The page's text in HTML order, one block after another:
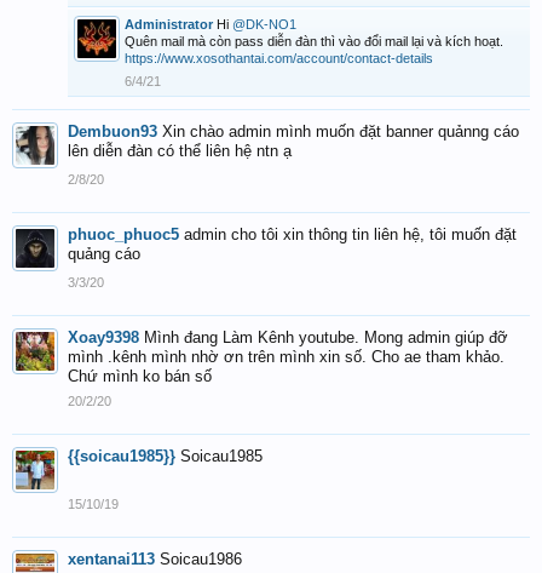
Administrator Hi @DK-NO1
Quên mail mà còn pass diễn đàn thì vào đổi mail lại và kích hoạt.
https://www.xosothantai.com/account/contact-details
6/4/21
Dembuon93 Xin chào admin mình muốn đặt banner quảnng cáo
lên diễn đàn có thể liên hệ ntn ạ
2/8/20
phuoc_phuoc5 admin cho tôi xin thông tin liên hệ, tôi muốn đặt
quảng cáo
3/3/20
Xoay9398 Mình đang Làm Kênh youtube. Mong admin giúp đỡ
mình .kênh mình nhờ ơn trên mình xin số. Cho ae tham khảo.
Chứ mình ko bán số
20/2/20
{{soicau1985}} Soicau1985
15/10/19
xentanai113 Soicau1986